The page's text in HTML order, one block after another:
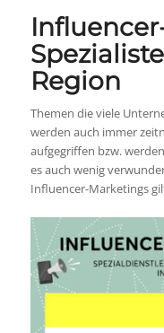
Region
Themen die viele
werden auch immer
aufgegriffen bzw.
es auch wenig
Influencer-Marketings